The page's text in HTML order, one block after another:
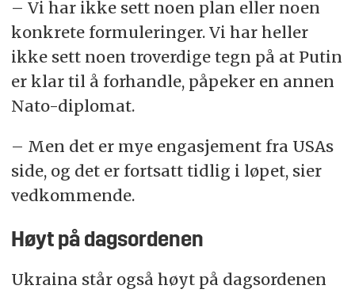
– Vi har ikke sett noen plan eller noen
konkrete formuleringer. Vi har heller
ikke sett noen troverdige tegn på at Putin
er klar til å forhandle, påpeker en annen
Nato-diplomat.
– Men det er mye engasjement fra USAs
side, og det er fortsatt tidlig i løpet, sier
vedkommende.
Høyt på dagsordenen
Ukraina står også høyt på dagsordenen